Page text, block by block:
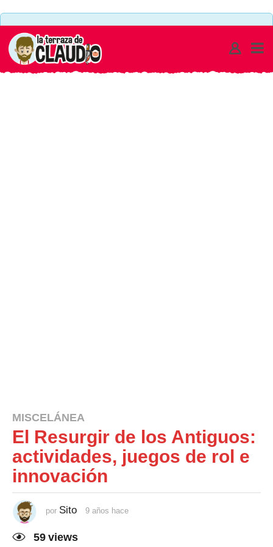
There are no ads set to this area or maximum limit of
ads on a single page has been reached
MISCELÁNEA
El Resurgir de los Antiguos:
actividades, juegos de rol e
innovación
por Sito 9 años hace
59 views